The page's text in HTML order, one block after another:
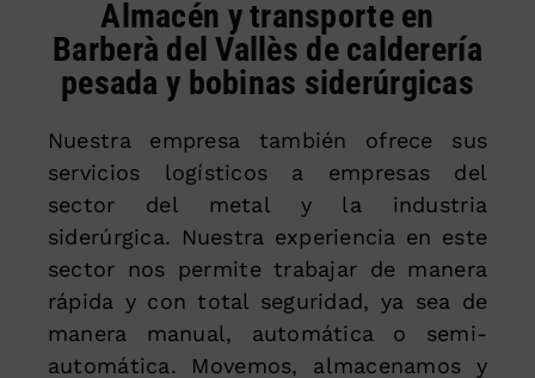
Almacén y transporte en
Barberà del Vallès de calderería
pesada y bobinas siderúrgicas
Nuestra empresa también ofrece sus
servicios logísticos a empresas del
sector del metal y la industria
siderúrgica. Nuestra experiencia en este
sector nos permite trabajar de manera
rápida y con total seguridad, ya sea de
manera manual, automática o semi-
automática. Movemos, almacenamos y